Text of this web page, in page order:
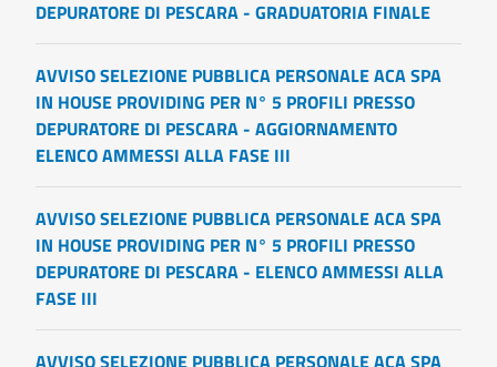
DEPURATORE DI PESCARA - GRADUATORIA FINALE
AVVISO SELEZIONE PUBBLICA PERSONALE ACA SPA
IN HOUSE PROVIDING PER N° 5 PROFILI PRESSO
DEPURATORE DI PESCARA - AGGIORNAMENTO
ELENCO AMMESSI ALLA FASE III
AVVISO SELEZIONE PUBBLICA PERSONALE ACA SPA
IN HOUSE PROVIDING PER N° 5 PROFILI PRESSO
DEPURATORE DI PESCARA - ELENCO AMMESSI ALLA
FASE III
AVVISO SELEZIONE PUBBLICA PERSONALE ACA SPA